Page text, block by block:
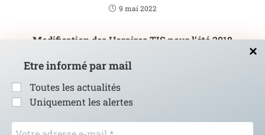
Etre informé par mail
Toutes les actualités
Uniquement les alertes
Votre
9 mai 2022
Modification des Horaires TIS pour l’été 2018